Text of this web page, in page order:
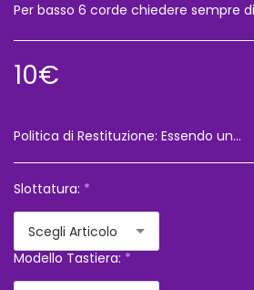
Per basso 6 corde chiedere sempre
10€
Politica di Restituzione: Essendo una vendita a distanza il cliente ha diritto di recesso,le spese di spedizione saranno a suo carico,e ogni oggetto non dovra&#039; essere alterato,rispetto a come vie è arrivato Vi consigliamo sempre di chiedere l&#039;assicurazione per il vostro ordine,perche&#039; in caso di smarrimento o danneggiamento,non risponderemo dell&#039;accaduto
Slottatura: *
Scegli Articolo
Modello Tastiera: *